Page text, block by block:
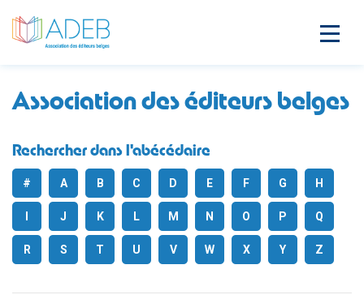
Association des éditeurs belges
Rechercher dans l'abécédaire
# A B C D E F G H
J K L M N O P Q
R S T U V W X Y Z